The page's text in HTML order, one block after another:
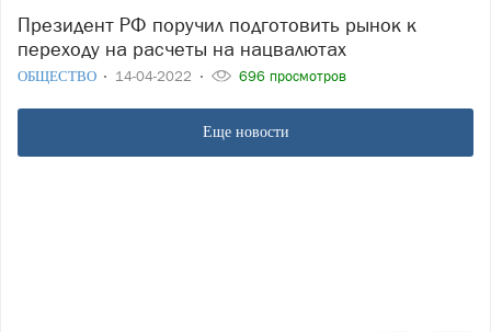
Президент РФ поручил подготовить рынок к
переходу на расчеты на нацвалютах
ОБЩЕСТВО 14-04-2022 696 просмотров
Еще новости